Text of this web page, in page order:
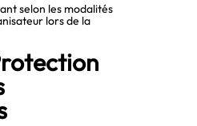
selon les modalités
lors de la